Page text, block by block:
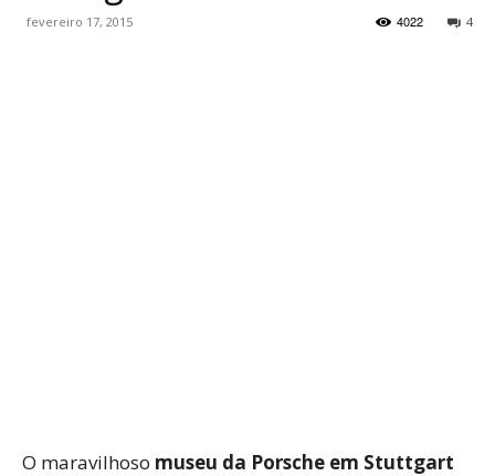
fevereiro 17, 2015 4
4022
O maravilhoso museu da Porsche em Stuttgart